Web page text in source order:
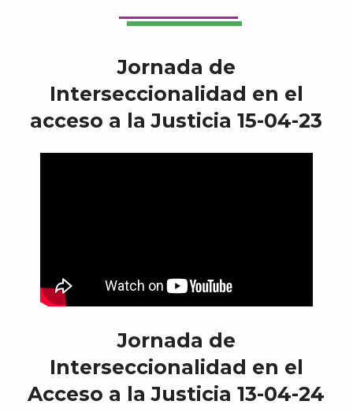
Jornada de
Interseccionalidad en el
acceso a la Justicia 15-04-23
Jornada de
Interseccionalidad en el
Acceso a la Justicia 13-04-24